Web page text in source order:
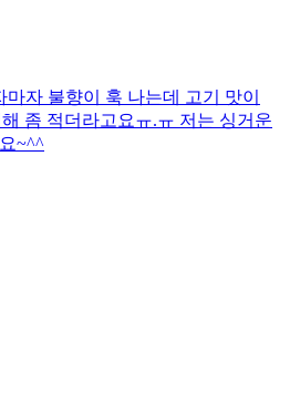
자 불향이 훅 나는데 고기 맛이
좀 적더라고요ㅠ.ㅠ 저는 싱거운
~^^